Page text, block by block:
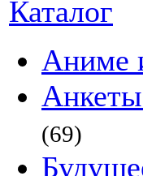
Каталог
Аниме
(69)